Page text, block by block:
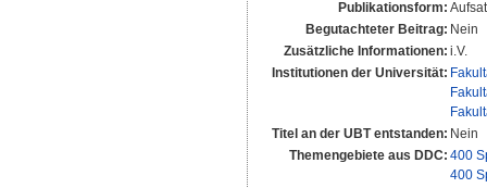
Publikationsform:
Begutachteter Beitrag: Nein
Zusätzliche Informationen: i.V.
Institutionen der Universität:
Titel an der UBT entstanden: Nein
Themengebiete aus DDC: 400
400